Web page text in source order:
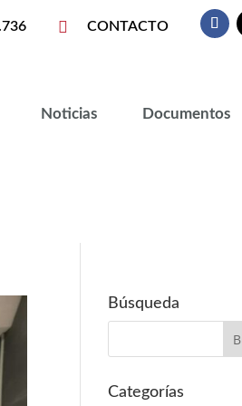
 CONTACTO
Noticias Documentos
Búsqueda
Categorías